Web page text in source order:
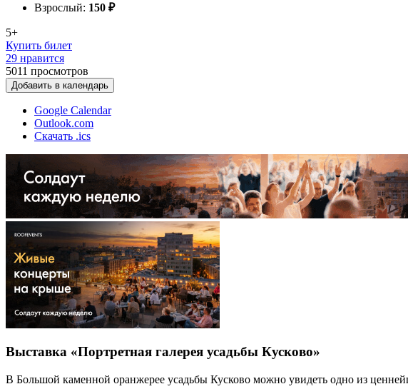
Взрослый: 150 ₽
5+
Купить билет
29 нравится
5011 просмотров
Добавить в календарь
Google Calendar
Outlook.com
Скачать .ics
Выставка «Портретная галерея усадьбы Кусково»
В Большой каменной оранжерее усадьбы Кусково можно увидеть одно из